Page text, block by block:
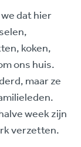
dat hier
koken,
ons huis.
maar ze
week zijn
verzetten.